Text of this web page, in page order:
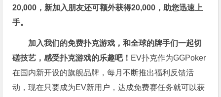
20,000，新加入朋友还可额外获得20,000，助您迅速上
手。
加入我们的免费扑克游戏，和全球的牌手们一起切
磋技艺，感受扑克游戏的乐趣吧！ EV扑克作为GGPoker
在国内新开设的旗舰品牌，每月不断推出福利反馈活
动，现在只要成为EV新用户，达成免费赛任务就可以获